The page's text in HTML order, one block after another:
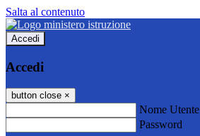
Salta al contenuto
Accedi
Accedi
button close ×
Nome Utente
Password